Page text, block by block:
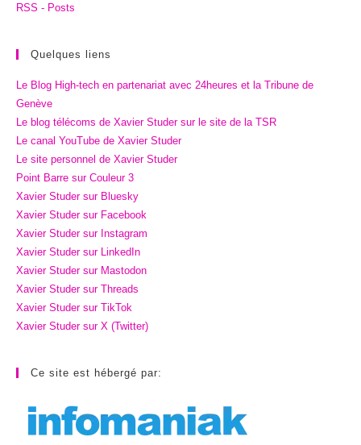
RSS - Posts
Quelques liens
Le Blog High-tech en partenariat avec 24heures et la Tribune de
Genève
Le blog télécoms de Xavier Studer sur le site de la TSR
Le canal YouTube de Xavier Studer
Le site personnel de Xavier Studer
Point Barre sur Couleur 3
Xavier Studer sur Bluesky
Xavier Studer sur Facebook
Xavier Studer sur Instagram
Xavier Studer sur LinkedIn
Xavier Studer sur Mastodon
Xavier Studer sur Threads
Xavier Studer sur TikTok
Xavier Studer sur X (Twitter)
Ce site est hébergé par: